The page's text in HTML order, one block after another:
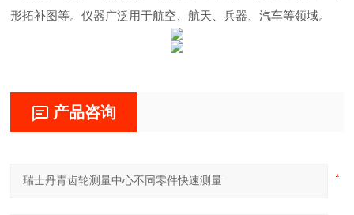
形拓补图等。仪器广泛用于航空、航天、兵器、汽车等领域。
产品咨询